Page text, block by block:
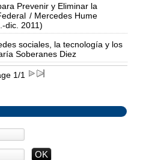
Prevenir y Eliminar la
/ Mercedes Hume
dic. 2011)
sociales, la tecnología y los
Soberanes Diez
1/1